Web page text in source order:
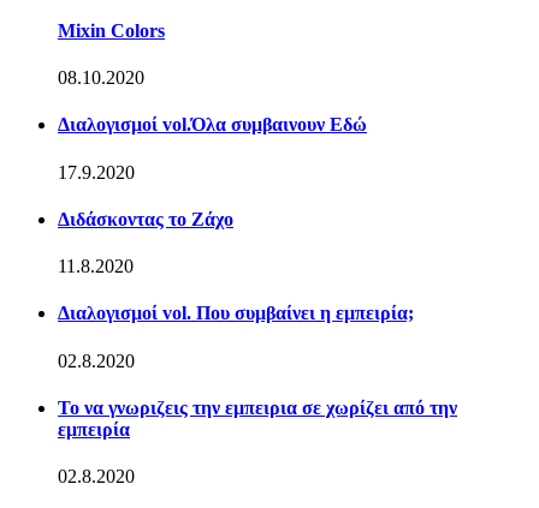
Mixin Colors
08.10.2020
Διαλογισμοί vol.Όλα συμβαινουν Εδώ
17.9.2020
Διδάσκοντας το Ζάχο
11.8.2020
Διαλογισμοί vol. Που συμβαίνει η εμπειρία;
02.8.2020
Το να γνωριζεις την εμπειρια σε χωρίζει από την
εμπειρία
02.8.2020